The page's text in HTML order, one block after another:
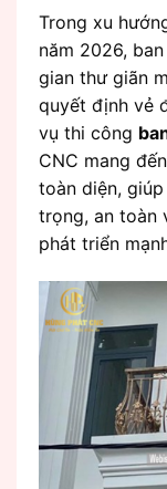
Trong xu
năm 2026,
gian thư giãn
quyết định vẻ
vụ thi công
CNC mang đến
toàn diện,
trọng, an toàn
phát triển